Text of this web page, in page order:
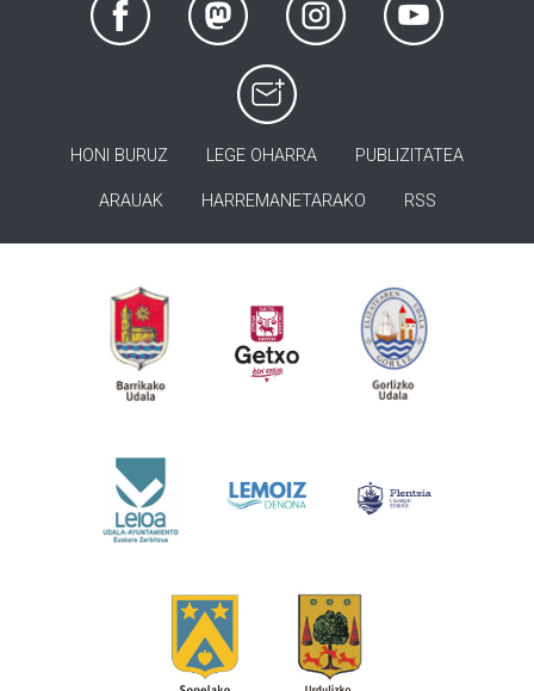
HONI BURUZ LEGE OHARRA PUBLIZITATEA
ARAUAK HARREMANETARAKO RSS